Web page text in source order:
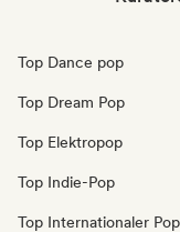
Top Dance pop
Top Dream Pop
Top Elektropop
Top Indie-Pop
Top Internationaler Pop